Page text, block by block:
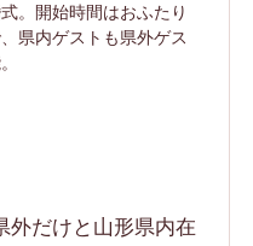
。開始時間はおふたり
県内ゲストも県外ゲス
外だけと山形県内在